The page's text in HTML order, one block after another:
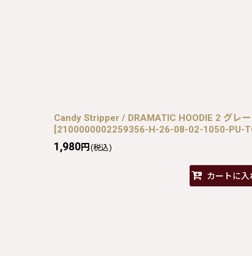
Candy Stripper / DRAMATIC HOODIE 2 グレ
[2100000002259356-H-26-08-02-1050-PU-
1,980円 (税込)
カートに入